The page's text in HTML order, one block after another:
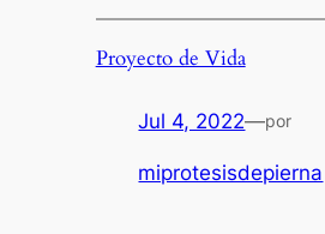
Proyecto de Vida
Jul 4, 2022—por
miprotesisdepierna